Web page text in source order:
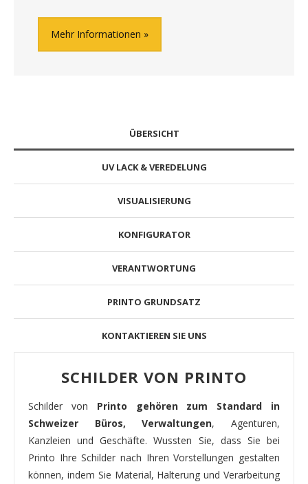
Mehr Informationen
ÜBERSICHT
UV LACK & VEREDELUNG
VISUALISIERUNG
KONFIGURATOR
VERANTWORTUNG
PRINTO GRUNDSATZ
KONTAKTIEREN SIE UNS
SCHILDER VON PRINTO
Schilder von Printo gehören zum Standard in
Schweizer Büros, Verwaltungen, Agenturen,
Kanzleien und Geschäfte. Wussten Sie, dass Sie bei
Printo Ihre Schilder nach Ihren Vorstellungen gestalten
können, indem Sie Material, Halterung und Verarbeitung